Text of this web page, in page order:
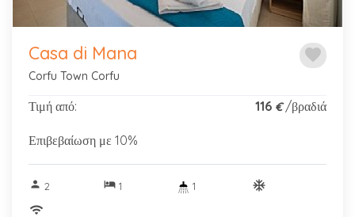
favorite
Casa di Mana
Corfu Town Corfu
Τιμή από: 116 €/βραδιά
Επιβεβαίωση με 10%
person 2 hotel1 1
ac_unitif
wifi